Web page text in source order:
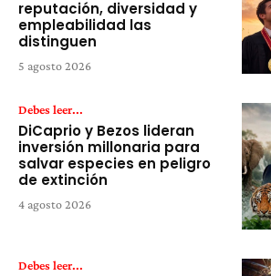
reputación, diversidad y
empleabilidad las
distinguen
5 agosto 2026
Debes leer...
DiCaprio y Bezos lideran
inversión millonaria para
salvar especies en peligro
de extinción
4 agosto 2026
Debes leer...